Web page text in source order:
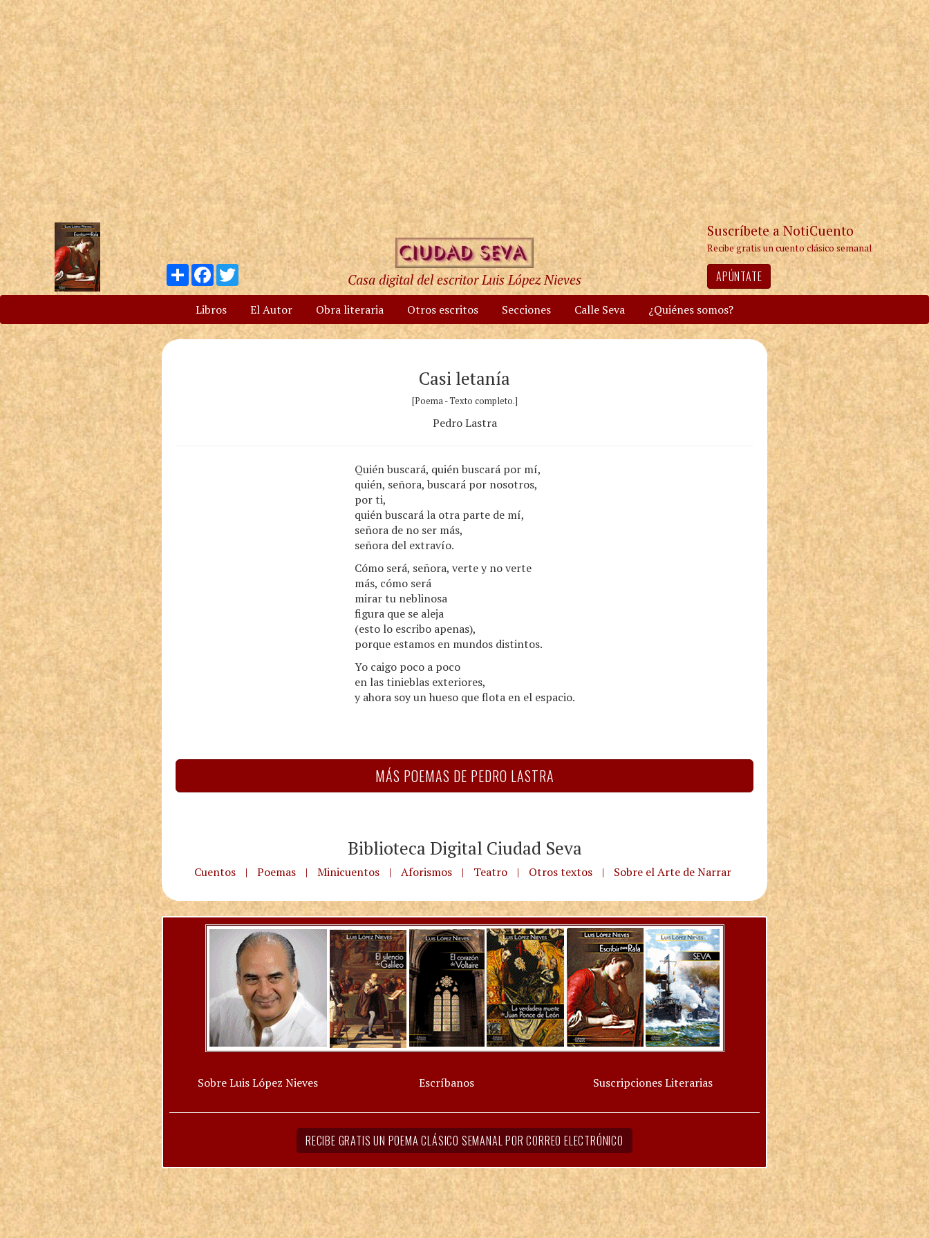
Compartir
Facebook
Twitter
Casa digital del escritor Luis López Nieves
Suscríbete a NotiCuento
Recibe gratis un cuento clásico semanal
APÚNTATE
Libros El Autor Obra literaria Otros escritos Secciones Calle Seva ¿Quiénes somos?
Casi letanía
[Poema - Texto completo.]
Pedro Lastra
Quién buscará, quién buscará por mí,
quién, señora, buscará por nosotros,
por ti,
quién buscará la otra parte de mí,
señora de no ser más,
señora del extravío.
Cómo será, señora, verte y no verte
más, cómo será
mirar tu neblinosa
figura que se aleja
(esto lo escribo apenas),
porque estamos en mundos distintos.
Yo caigo poco a poco
en las tinieblas exteriores,
y ahora soy un hueso que flota en el espacio.
MÁS POEMAS DE PEDRO LASTRA
Biblioteca Digital Ciudad Seva
Cuentos | Poemas | Minicuentos | Aforismos | Teatro | Otros textos | Sobre el Arte de Narrar
Sobre Luis López Nieves Escríbanos Suscripciones Literarias
RECIBE GRATIS UN POEMA CLÁSICO SEMANAL POR CORREO ELECTRÓNICO